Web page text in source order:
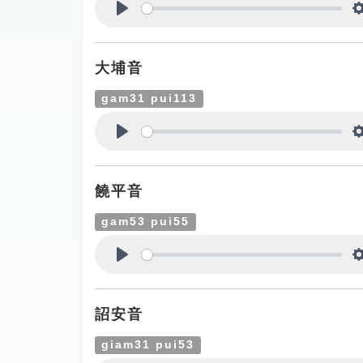
大埔音
gam31 pui113
饒平音
gam53 pui55
詔安音
giam31 pui53